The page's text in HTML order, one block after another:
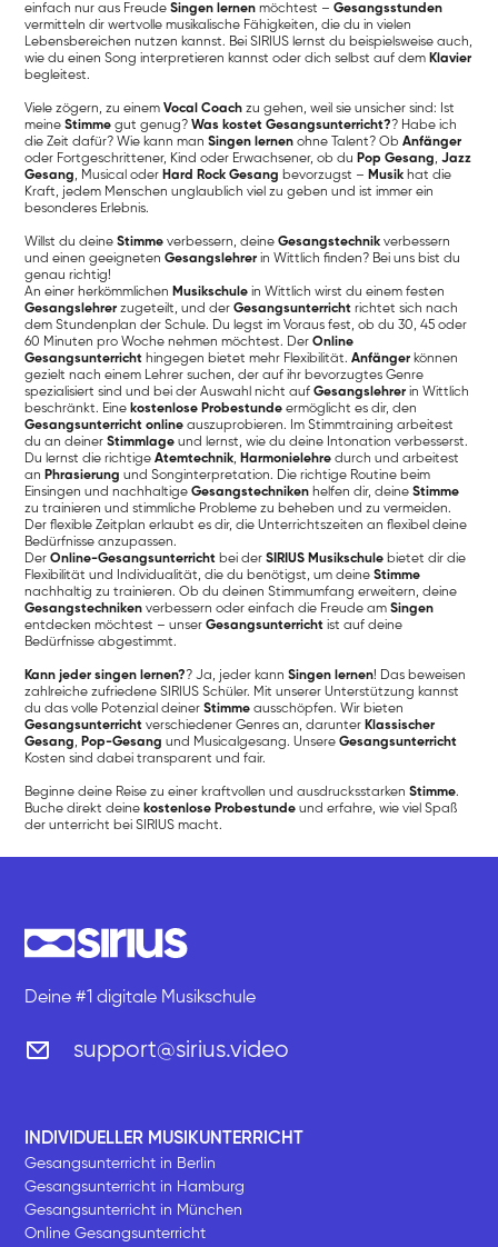
einfach nur aus FreudeSingen lernen möchtest –Gesangsstunden
vermitteln dir wertvolle musikalische Fähigkeiten, die du in vielen
Lebensbereichen nutzen kannst. Bei SIRIUS lernst du beispielsweise auch,
wie du einen Song interpretieren kannst oder dich selbst auf dem Klavier
begleitest.
Viele zögern, zu einemVocal Coach zu gehen, weil sie unsicher sind: Ist
meineStimme gut genug?Was kostet Gesangsunterricht?? Habe ich
die Zeit dafür? Wie kann manSingen lernen ohne Talent? ObAnfänger
oder Fortgeschrittener, Kind oder Erwachsener, ob du Pop Gesang,Jazz
Gesang, Musical oder Hard Rock Gesang bevorzugst – Musik hat die
Kraft, jedem Menschen unglaublich viel zu geben und ist immer ein
besonderes Erlebnis.
Willst du deineStimme verbessern, deineGesangstechnik verbessern
und einen geeignetenGesangslehrer in Wittlich finden? Bei uns bist du
genau richtig!
An einer herkömmlichen Musikschule in Wittlich wirst du einem festen
Gesangslehrer zugeteilt, und derGesangsunterricht richtet sich nach
dem Stundenplan der Schule. Du legst im Voraus fest, ob du 30, 45 oder
60 Minuten pro Woche nehmen möchtest. DerOnline
Gesangsunterricht hingegen bietet mehr Flexibilität.Anfänger können
gezielt nach einem Lehrer suchen, der auf ihr bevorzugtes Genre
spezialisiert sind und bei der Auswahl nicht aufGesangslehrer in Wittlich
beschränkt. Eine kostenlose Probestunde ermöglicht es dir, den
Gesangsunterricht online auszuprobieren. Im Stimmtraining arbeitest
du an deinerStimmlage und lernst, wie du deine Intonation verbesserst.
Du lernst die richtigeAtemtechnik, Harmonielehre durch und arbeitest
an Phrasierung und Songinterpretation. Die richtige Routine beim
Einsingen und nachhaltigeGesangstechniken helfen dir, deineStimme
zu trainieren und stimmliche Probleme zu beheben und zu vermeiden.
Der flexible Zeitplan erlaubt es dir, die Unterrichtszeiten an flexibel deine
Bedürfnisse anzupassen.
DerOnline-Gesangsunterricht bei derSIRIUS Musikschule bietet dir die
Flexibilität und Individualität, die du benötigst, um deineStimme
nachhaltig zu trainieren. Ob du deinen Stimmumfang erweitern, deine
Gesangstechniken verbessern oder einfach die Freude amSingen
entdecken möchtest – unserGesangsunterricht ist auf deine
Bedürfnisse abgestimmt.
Kann jeder singen lernen?? Ja, jeder kannSingen lernen! Das beweisen
zahlreiche zufriedene SIRIUS Schüler. Mit unserer Unterstützung kannst
du das volle Potenzial deinerStimme ausschöpfen. Wir bieten
Gesangsunterricht verschiedener Genres an, darunter Klassischer
Gesang, Pop-Gesang und Musicalgesang. UnsereGesangsunterricht
Kosten sind dabei transparent und fair.
Beginne deine Reise zu einer kraftvollen und ausdrucksstarkenStimme.
Buche direkt deine kostenlose Probestunde und erfahre, wie viel Spaß
der unterricht bei SIRIUS macht.
Deine #1 digitale Musikschule
support@sirius.video
INDIVIDUELLER MUSIKUNTERRICHT
Gesangsunterricht in Berlin
Gesangsunterricht in Hamburg
Gesangsunterricht in München
Online Gesangsunterricht